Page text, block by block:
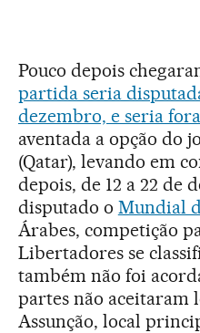
Pouco depois
partida seria
dezembro, e seria
aventada a opção do
(Qatar), levando em
depois, de 12 a 22 de
disputado o Mundial
Árabes, competição
Libertadores se
também não foi
partes não aceitaram
Assunção, local